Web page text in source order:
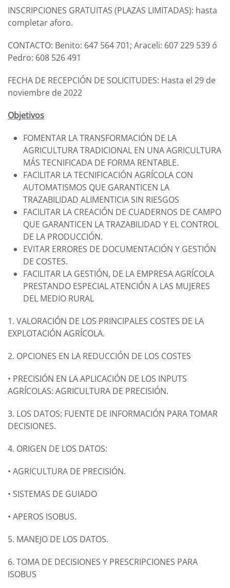
INSCRIPCIONES GRATUITAS (PLAZAS LIMITADAS): hasta
completar aforo.
CONTACTO: Benito: 647 564 701; Araceli: 607 229 539 ó
Pedro: 608 526 491
FECHA DE RECEPCIÓN DE SOLICITUDES: Hasta el 29 de
noviembre de 2022
Objetivos
FOMENTAR LA TRANSFORMACIÓN DE LA
AGRICULTURA TRADICIONAL EN UNA AGRICULTURA
MÁS TECNIFICADA DE FORMA RENTABLE.
FACILITAR LA TECNIFICACIÓN AGRÍCOLA CON
AUTOMATISMOS QUE GARANTICEN LA
TRAZABILIDAD ALIMENTICIA SIN RIESGOS
FACILITAR LA CREACIÓN DE CUADERNOS DE CAMPO
QUE GARANTICEN LA TRAZABILIDAD Y EL CONTROL
DE LA PRODUCCIÓN.
EVITAR ERRORES DE DOCUMENTACIÓN Y GESTIÓN
DE COSTES.
FACILITAR LA GESTIÓN, DE LA EMPRESA AGRÍCOLA
PRESTANDO ESPECIAL ATENCIÓN A LAS MUJERES
DEL MEDIO RURAL
1. VALORACIÓN DE LOS PRINCIPALES COSTES DE LA
EXPLOTACIÓN AGRÍCOLA.
2. OPCIONES EN LA REDUCCIÓN DE LOS COSTES
• PRECISIÓN EN LA APLICACIÓN DE LOS INPUTS
AGRÍCOLAS: AGRICULTURA DE PRECISIÓN.
3. LOS DATOS: FUENTE DE INFORMACIÓN PARA TOMAR
DECISIONES.
4. ORIGEN DE LOS DATOS:
• AGRICULTURA DE PRECISIÓN.
• SISTEMAS DE GUIADO
• APEROS ISOBUS.
5. MANEJO DE LOS DATOS.
6. TOMA DE DECISIONES Y PRESCRIPCIONES PARA
ISOBUS